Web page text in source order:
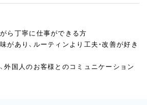
ら丁寧に仕事ができる方
があり、ルーティンより工夫・改善が好き
外国人のお客様とのコミュニケーション